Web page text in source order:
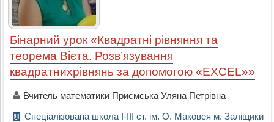
Бінарний урок «Квадратні рівняння та
теорема Вієта. Розв’язування
квадратнихрівнянь за допомогою «EXCEL»»
Вчитель математики Приємська Уляна Петрівна
Спеціалізована школа І-ІІІ ст. ім. О. Маковея м. Заліщики